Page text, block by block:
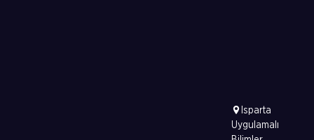
Isparta
Uygulamalı